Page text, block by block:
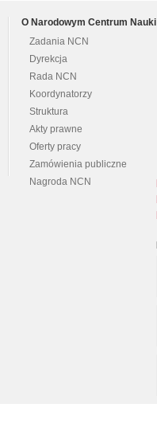
O Narodowym Centrum Nauki
Zadania NCN
Dyrekcja
Rada NCN
Koordynatorzy
Struktura
Akty prawne
Oferty pracy
Zamówienia publiczne
Nagroda NCN